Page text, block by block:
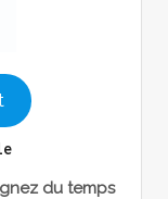
du temps